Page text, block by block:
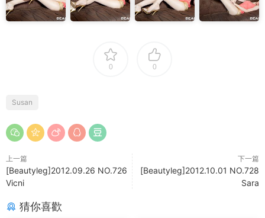
0 0
Susan
上一篇
[Beautyleg]2012.09.26 NO.726
Vicni
下一篇
[Beautyleg]2012.10.01 NO.728
Sara
猜你喜歡